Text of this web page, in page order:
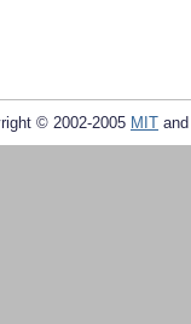
© 2002-2005 MIT